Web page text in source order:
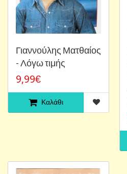
Γιαννούλης Ματθαίος
- Λόγω τιμής
9,99€
Καλάθι